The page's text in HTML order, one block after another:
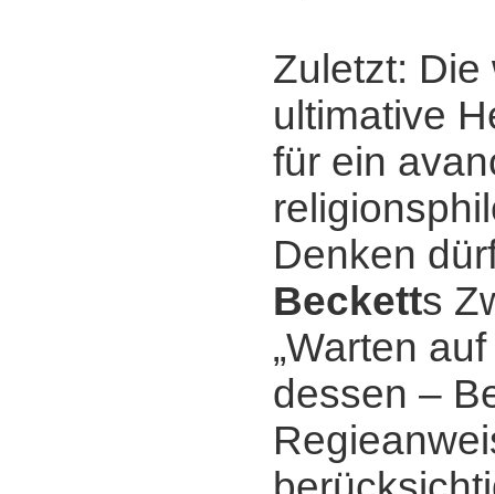
Zuletzt: Die
ultimative
für ein
Denken
Becketts
„Warten
dessen ‒